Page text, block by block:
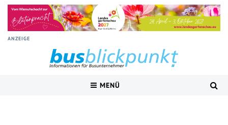
ANZEIGE
MENÜ